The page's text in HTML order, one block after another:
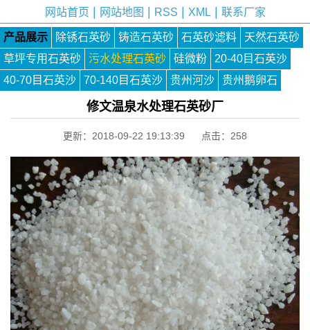
网站首页 网站地图 RSS XML| 联系厂家
产品展示 除锈石英砂 铸造石英砂 石英砂滤料
天然石英砂
草坪专用石英砂
污水处理石英砂 硅微粉
20-40目石英沙
40-70目石英沙
70-140目石英沙 贵州河沙 贵州鹅卵石
修文温泉水处理石英砂厂
更新：2018-09-22 19:13:39 点击： 258